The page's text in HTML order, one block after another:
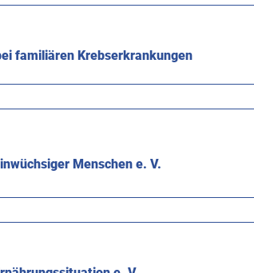
familiären Krebserkrankungen
Menschen e. V.